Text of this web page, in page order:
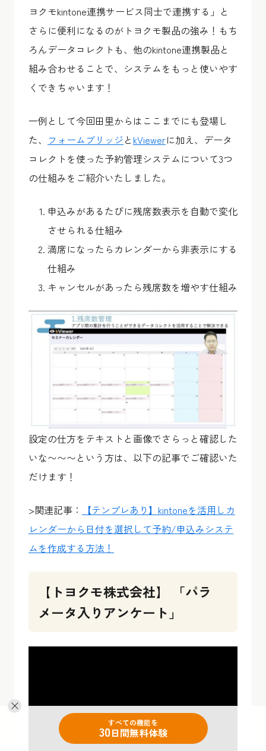
ヨクモkintone連携サービス同士で連携する」と
さらに便利になるのがトヨクモ製品の強み！もち
ろんデータコレクトも、他のkintone連携製品と
組み合わせることで、システムをもっと使いやす
くできちゃいます！
一例として今回田里からはここまでにも登場し
た、
フォームブリッジと kViewerに加え、データ
コレクトを使った予約管理システムについて3つ
の仕組みをご紹介いたしました。
申込みがあるたびに残席数表示を自動で変化
させられる仕組み
満席になったらカレンダーから非表示にする
仕組み
キャンセルがあったら残席数を増やす仕組み
設定の仕方をテキストと画像でさらっと確認した
いな〜〜〜という方は、以下の記事でご確認いた
だけます！
>関連記事：
【テンプレあり】kintoneを活用しカ
レンダーから日付を選択して予約/申込みシステ
ムを作成する方法！
【トヨクモ株式会社】 「パラ
メータ入りアンケート」
すべての機能を
30日間無料体験